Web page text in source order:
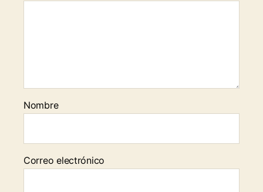
Nombre
Correo electrónico